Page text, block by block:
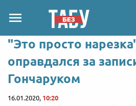
"Это просто
оправдался за
Гончаруком
16.01.2020, 10:20